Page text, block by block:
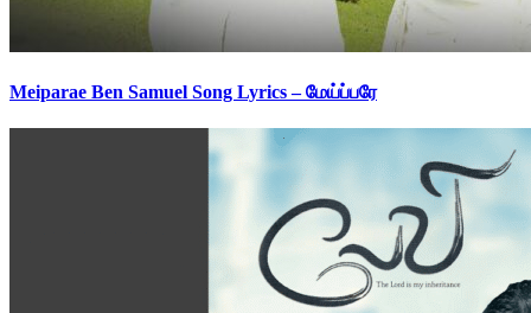
Meiparae Ben Samuel Song Lyrics – மேய்ப்பரே